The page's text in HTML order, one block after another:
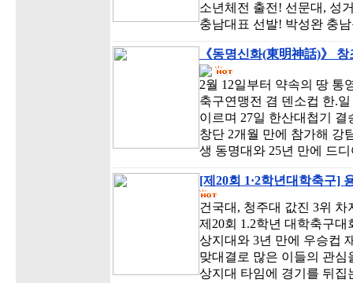
소년체전 출전! 선문대, 성
충남대표 선발! 박성완 충
《동명신화(東明神話)》
2월 12일부터 약속의 땅 통
축구연맹전 겸 덴소컵 한.
이르며 27일 한산대첩기
창단 2개월 만에 참가해 강
생 동명대와 25년 만에 드
[제20회 1·2학년대학축구]
건국대, 청주대 값진 3위
제20회 1.2학년 대학축구
상지대와 3년 만에 우승컵
맞대결로 많은 이들의 관
상지대 타임에 경기를 뒤